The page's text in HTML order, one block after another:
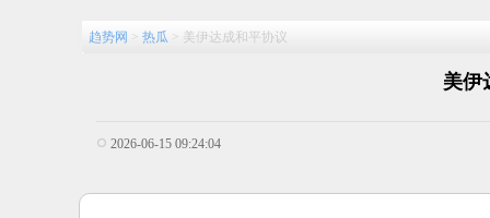
趋势网 >热瓜 > 美伊达成和平协议
美伊
2026-06-15 09:24:04